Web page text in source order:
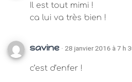
Il est tout mimi !
ca lui va très bien !
savine · 28 janvier 2016 à 7 h
c’est d’enfer !